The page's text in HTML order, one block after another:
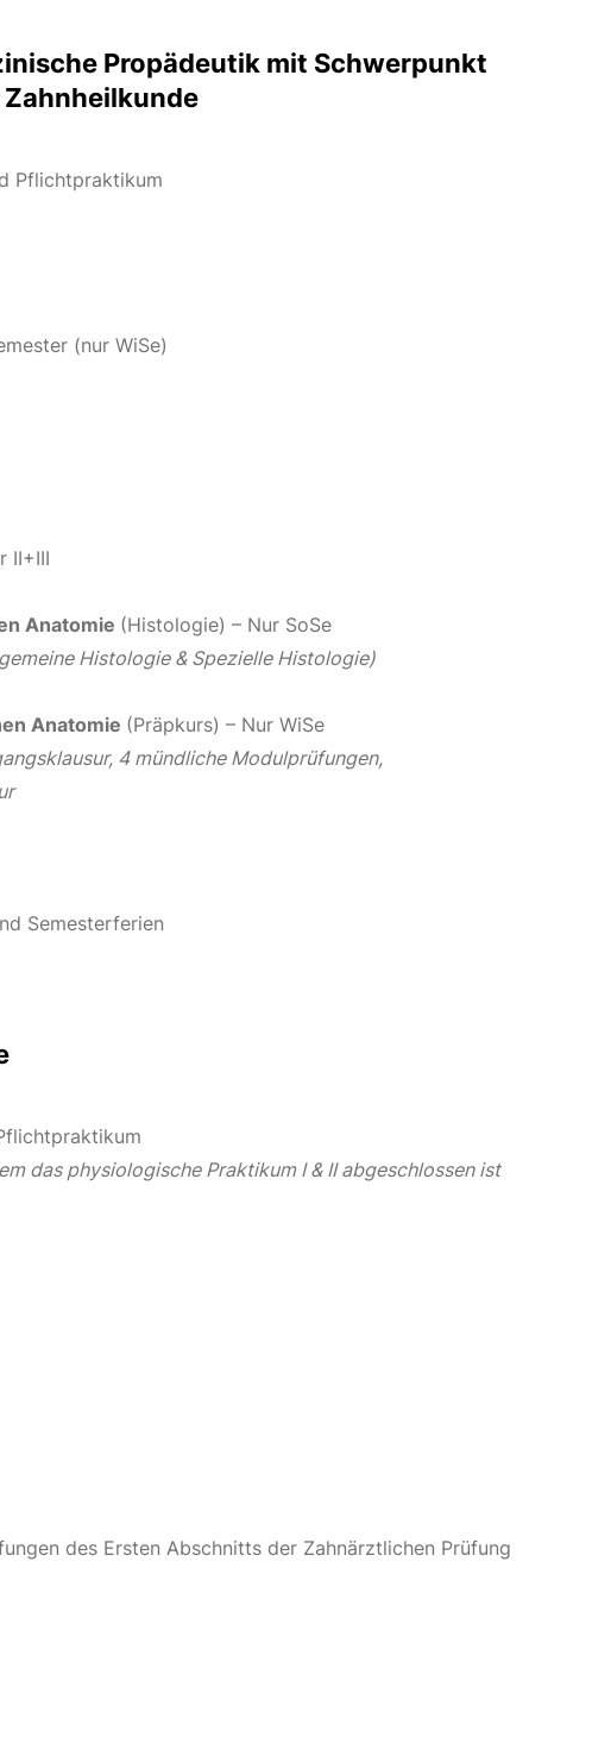
Propädeutik mit Schwerpunkt
Pflichtpraktikum
(nur WiSe)
II+III
Anatomie (Histologie) – Nur SoSe
Histologie & Spezielle Histologie)
Anatomie (Präpkurs) – Nur WiSe
4 mündliche Modulprüfungen,
Semesterferien
das physiologische Praktikum I & II abgeschlossen ist
des Ersten Abschnitts der Zahnärztlichen Prüfung